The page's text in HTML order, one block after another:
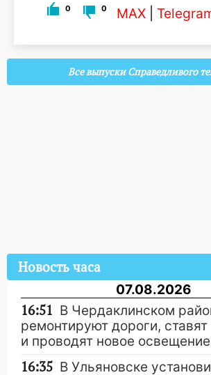
0 0 MAX
Все выпуски Справедливого
Новость часа
07.08.2026
16:51 В Чердаклинском
ремонтируют дороги, ставят
и проводят новое освещение
16:35 В Ульяновске